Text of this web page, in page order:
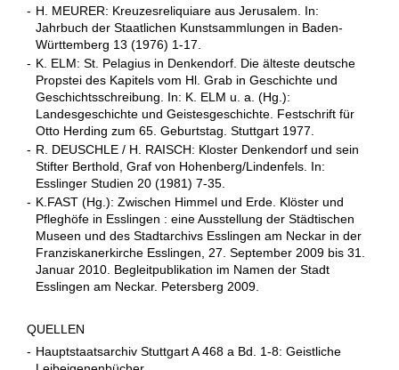
- H. MEURER: Kreuzesreliquiare aus Jerusalem. In:
Jahrbuch der Staatlichen Kunstsammlungen in Baden-
Württemberg 13 (1976) 1-17.
- K. ELM: St. Pelagius in Denkendorf. Die älteste deutsche
Propstei des Kapitels vom Hl. Grab in Geschichte und
Geschichtsschreibung. In: K. ELM u. a. (Hg.):
Landesgeschichte und Geistesgeschichte. Festschrift für
Otto Herding zum 65. Geburtstag. Stuttgart 1977.
- R. DEUSCHLE / H. RAISCH: Kloster Denkendorf und sein
Stifter Berthold, Graf von Hohenberg/Lindenfels. In:
Esslinger Studien 20 (1981) 7-35.
- K.FAST (Hg.): Zwischen Himmel und Erde. Klöster und
Pfleghöfe in Esslingen : eine Ausstellung der Städtischen
Museen und des Stadtarchivs Esslingen am Neckar in der
Franziskanerkirche Esslingen, 27. September 2009 bis 31.
Januar 2010. Begleitpublikation im Namen der Stadt
Esslingen am Neckar. Petersberg 2009.
QUELLEN
- Hauptstaatsarchiv Stuttgart A 468 a Bd. 1-8: Geistliche